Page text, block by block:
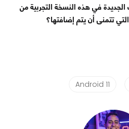
في هذه النسخة التجربية من
Android 11